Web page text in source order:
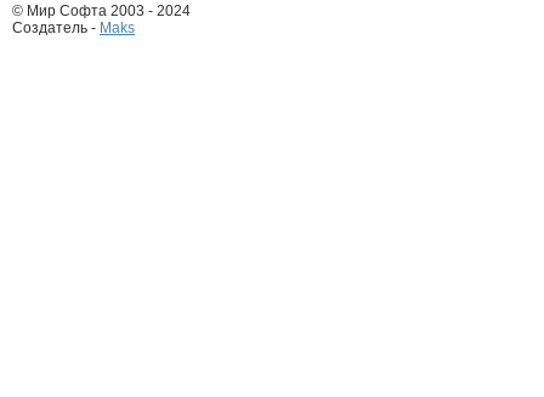
© Мир Софта 2003 - 2024
Создатель - Maks